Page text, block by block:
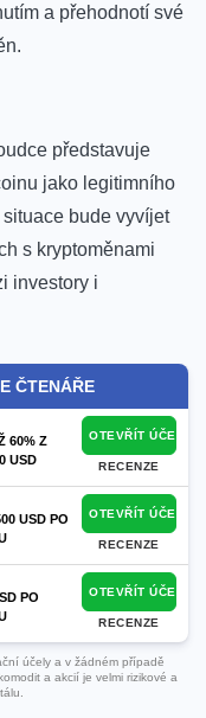
a přehodnotí své
představuje
jako legitimního
bude vyvíjet
s kryptoměnami‌
investory⁣ i
ČTENÁŘE
60% Z
USD
OTEVŘÍT ÚČET
RECENZE
USD PO
OTEVŘÍT ÚČET
RECENZE
PO
OTEVŘÍT ÚČET
RECENZE
účely a v žádném případě
a akcií je velmi rizikové a